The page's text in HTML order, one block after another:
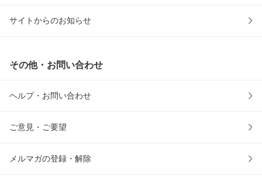
サイトからのお知らせ
その他・お問い合わせ
ヘルプ・お問い合わせ
ご意見・ご要望
メルマガの登録・解除